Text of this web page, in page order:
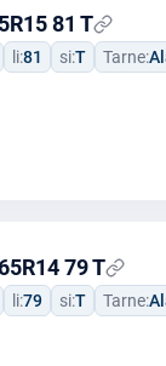
81 T
li:81 si:T Tarne:
79 T
li:79 si:T Tarne: